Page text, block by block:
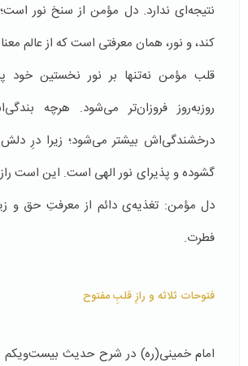
نتیجه‌ای ندارد. دل مؤمن از سنخ نور است؛
کند، و نور، همان معرفتی است که از عالم
قلب مؤمن نه‌تنها بر نور نخستین خود
روزبه‌روز فروزان‌تر می‌شود. هرچه
درخشندگی‌اش بیشتر می‌شود؛ زیرا درِ
گشوده و پذیرای نور الهی است. این است
دل مؤمن: تغذیه‌ی دائم از معرفتِ حق و
فطرت.
فتوحات ثلاثه و رازِ قلبِ مفتوح
امام خمینی(ره) در شرح حدیث بیست‌و‌یکم